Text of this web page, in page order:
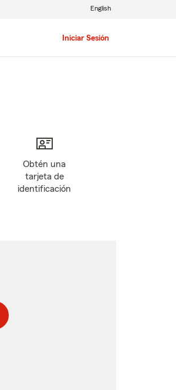
Iniciar Sesión
English
Obtén una
tarjeta de
identificación